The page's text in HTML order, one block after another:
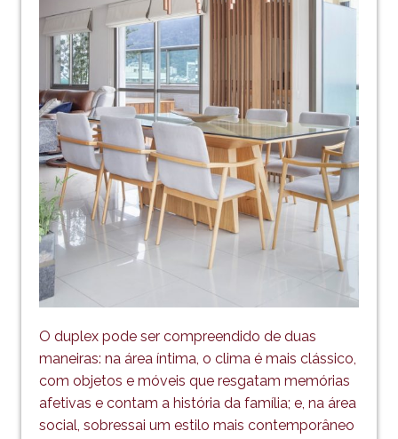
O duplex pode ser compreendido de duas
maneiras: na área íntima, o clima é mais clássico,
com objetos e móveis que resgatam memórias
afetivas e contam a história da família; e, na área
social, sobressai um estilo mais contemporâneo